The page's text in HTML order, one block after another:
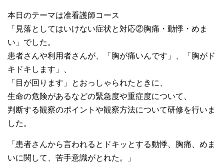
看護学部・編入学
学校生活
感染管理認定看護師教育課程
本日のテーマは准看護師コース
「見落としてはいけない症状と対応②胸痛・動悸・めま
い」でした。
患者さんや利用者さんが、「胸が痛いんです」、「胸がド
キドキします」、
「目が回ります」とおっしゃられたときに、
生命の危険があるなどの緊急度や重症度について、
判断する観察のポイントや観察方法について研修を行いま
した。
「患者さんから言われるとドキッとする動悸、胸痛、めま
いに関して、苦手意識がとれた。」